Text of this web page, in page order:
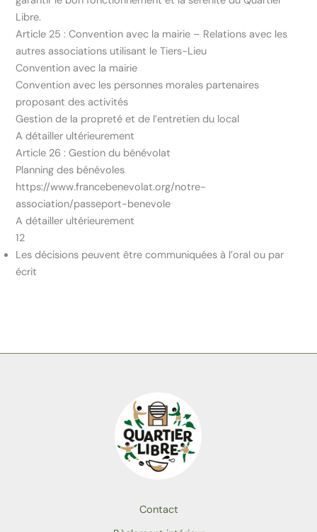
Libre.
Article 25 : Convention avec la mairie – Relations avec les
autres associations utilisant le Tiers-Lieu
Convention avec la mairie
Convention avec les personnes morales partenaires
proposant des activités
Gestion de la propreté et de l’entretien du local
A détailler ultérieurement
Article 26 : Gestion du bénévolat
Planning des bénévoles
https://www.francebenevolat.org/notre-
association/passeport-benevole
A détailler ultérieurement
12
Les décisions peuvent être communiquées à l’oral ou par
écrit
Contact